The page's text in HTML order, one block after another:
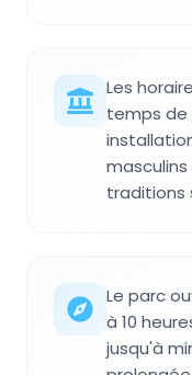
Les
temps de
traditions
Le parc
à 10
jusqu'à